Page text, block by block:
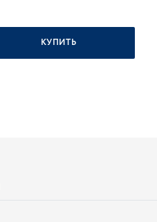
КУПИТЬ